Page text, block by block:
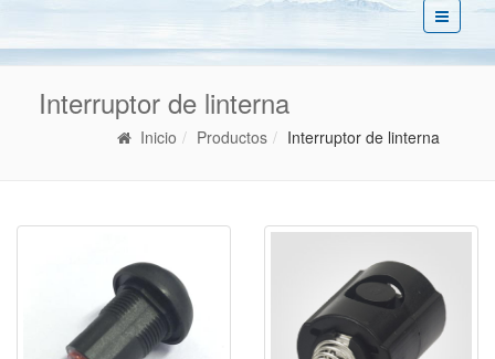
Interruptor de linterna
Inicio Productos Interruptor de linterna